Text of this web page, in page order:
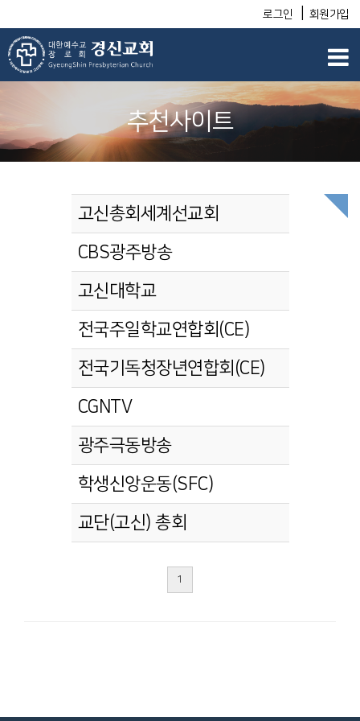
로그인 회원가입
추천사이트
고신총회세계선교회
CBS광주방송
고신대학교
전국주일학교연합회(CE)
전국기독청장년연합회(CE)
CGNTV
광주극동방송
학생신앙운동(SFC)
교단(고신) 총회
1